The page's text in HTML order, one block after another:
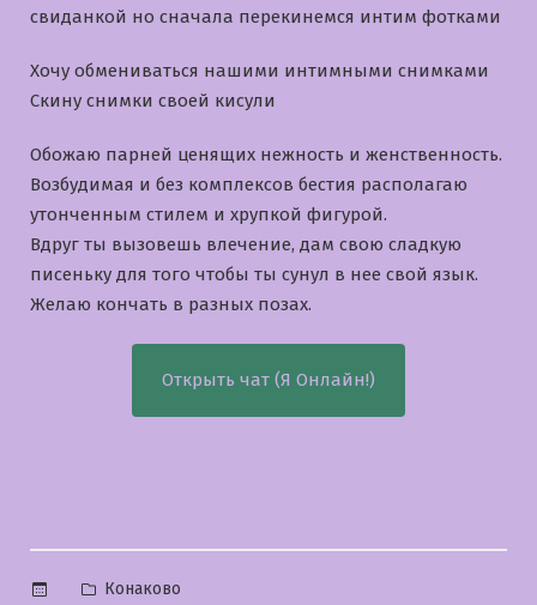
свиданкой но сначала перекинемся интим фотками
Хочу обмениваться нашими интимными снимками
Скину снимки своей кисули
Обожаю парней ценящих нежность и женственность.
Возбудимая и без комплексов бестия располагаю
утонченным стилем и хрупкой фигурой.
Вдруг ты вызовешь влечение, дам свою сладкую
писеньку для того чтобы ты сунул в нее свой язык.
Желаю кончать в разных позах.
Открыть чат (Я Онлайн!)
Опубликовано
Конаково